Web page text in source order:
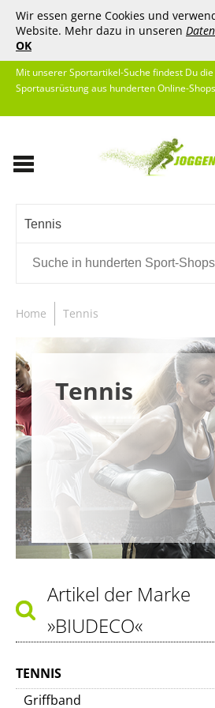
Wir essen gerne Cookies und
Website. Mehr dazu in unseren
OK
Mit unserer Sportartikel-Suche findest Du
Sportausrüstung aus hunderten Online-
Tennis
Home Tennis
Tennis
Artikel der Marke
»BIUDECO«
TENNIS
Griffband